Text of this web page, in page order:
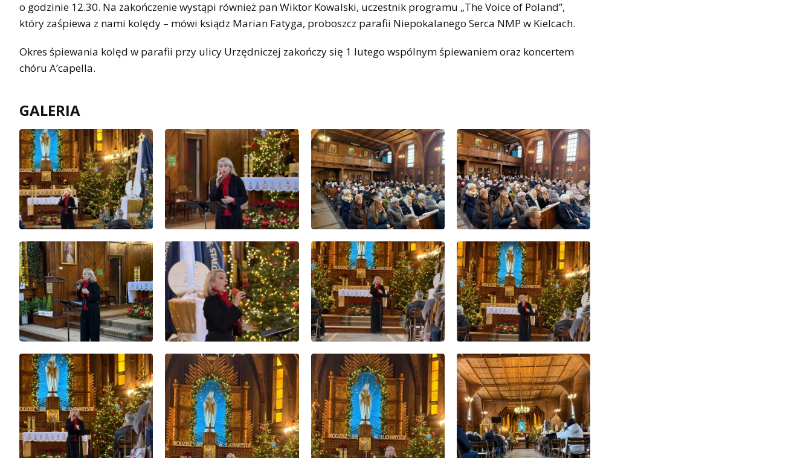
o godzinie 12.30. Na zakończenie wystąpi również pan Wiktor Kowalski, uczestnik programu „The Voice of Poland”,
który zaśpiewa z nami kolędy – mówi ksiądz Marian Fatyga, proboszcz parafii Niepokalanego Serca NMP w Kielcach.
Okres śpiewania kolęd w parafii przy ulicy Urzędniczej zakończy się 1 lutego wspólnym śpiewaniem oraz koncertem
chóru A’capella.
GALERIA